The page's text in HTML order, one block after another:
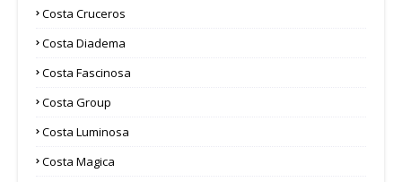
Costa Cruceros
Costa Diadema
Costa Fascinosa
Costa Group
Costa Luminosa
Costa Magica